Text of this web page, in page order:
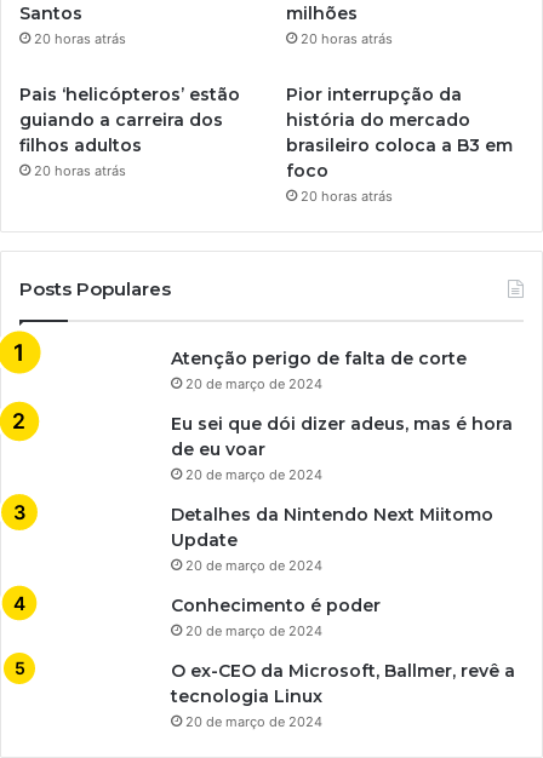
Santos
20 horas atrás
milhões
20 horas atrás
Pais ‘helicópteros’ estão
guiando a carreira dos
filhos adultos
20 horas atrás
Pior interrupção da
história do mercado
brasileiro coloca a B3 em
foco
20 horas atrás
Posts Populares
Atenção perigo de falta de corte
20 de março de 2024
Eu sei que dói dizer adeus, mas é hora
de eu voar
20 de março de 2024
Detalhes da Nintendo Next Miitomo
Update
20 de março de 2024
Conhecimento é poder
20 de março de 2024
O ex-CEO da Microsoft, Ballmer, revê a
tecnologia Linux
20 de março de 2024